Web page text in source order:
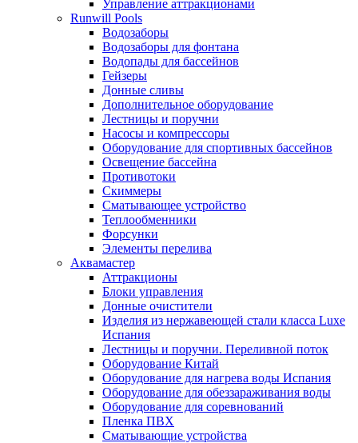
Управление аттракционами
Runwill Pools
Водозаборы
Водозаборы для фонтана
Водопады для бассейнов
Гейзеры
Донные сливы
Дополнительное оборудование
Лестницы и поручни
Насосы и компрессоры
Оборудование для спортивных бассейнов
Освещение бассейна
Противотоки
Скиммеры
Сматывающее устройство
Теплообменники
Форсунки
Элементы перелива
Аквамастер
Аттракционы
Блоки управления
Донные очистители
Изделия из нержавеющей стали класса Luxe
Испания
Лестницы и поручни. Переливной поток
Оборудование Китай
Оборудование для нагрева воды Испания
Оборудование для обеззараживания воды
Оборудование для соревнований
Пленка ПВХ
Сматывающие устройства